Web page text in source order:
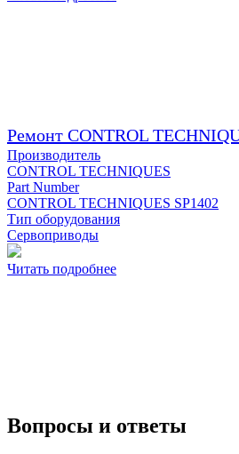
Ремонт CONTROL
Производитель
CONTROL TECHNIQUES
Part Number
CONTROL TECHNIQUES SP1402
Тип оборудования
Сервоприводы
Читать подробнее
Вопросы и ответы